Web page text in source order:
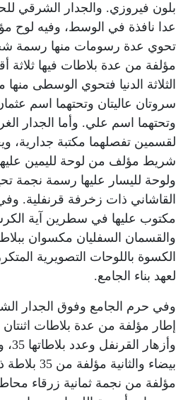
بلون فيروزي. والجدار الشرقي
عدا نافذة في الوسط، وفيه لوح
تحوي عدة رسومات منها رسمة
مؤلفة من عدة بلاطات فيها ثلاثة
الثلاثة الدنيا فتحوي الوسطى
سروتان عاليتان وتحتهما اسم
وتحتهما اسم علي. وأما الجدار
لقسمين تفصلهما مكتبة جدارية،
شريط مؤلف من لوحة لليمين
ولوحة لليسار عليها رسمة نجمة
القاشاني ذات زخرفة قرنفلية.
مكتوب عليها في سطرين آية
والقسمان السفليان مكسوان
الكسوة باللوحات التصويرية
لعهد بناء الجامع.
وفي حرم الجامع وفوق الجدار
إطار مؤلفة من عدة بلاطات
بيضاء
مؤلفة من نجمة ثمانية زرقاء